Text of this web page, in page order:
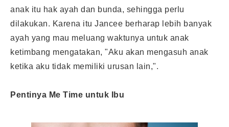
anak itu hak ayah dan bunda, sehingga perlu
dilakukan. Karena itu Jancee berharap lebih banyak
ayah yang mau meluang waktunya untuk anak
ketimbang mengatakan, "Aku akan mengasuh anak
ketika aku tidak memiliki urusan lain,".
Pentinya Me Time untuk Ibu